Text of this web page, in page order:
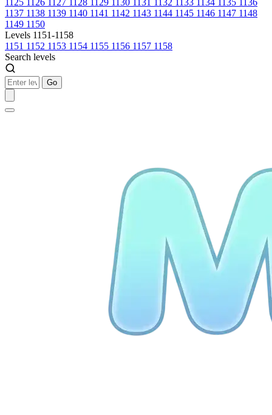
1125 1126 1127 1128 1129 1130 1131 1132 1133 1134 1135 1136
1137 1138 1139 1140 1141 1142 1143 1144 1145 1146 1147 1148
1149 1150
Levels 1151-1158
1151 1152 1153 1154 1155 1156 1157 1158
Search levels
Go